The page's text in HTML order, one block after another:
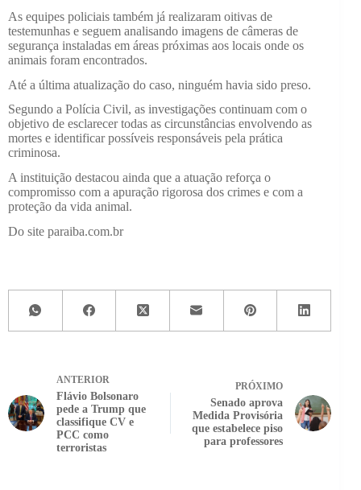
As equipes policiais também já realizaram oitivas de
testemunhas e seguem analisando imagens de câmeras de
segurança instaladas em áreas próximas aos locais onde os
animais foram encontrados.
Até a última atualização do caso, ninguém havia sido preso.
Segundo a Polícia Civil, as investigações continuam com o
objetivo de esclarecer todas as circunstâncias envolvendo as
mortes e identificar possíveis responsáveis pela prática
criminosa.
A instituição destacou ainda que a atuação reforça o
compromisso com a apuração rigorosa dos crimes e com a
proteção da vida animal.
Do site paraiba.com.br
ANTERIOR
Flávio Bolsonaro
pede a Trump que
classifique CV e
PCC como
terroristas
PRÓXIMO
Senado aprova
Medida Provisória
que estabelece piso
para professores